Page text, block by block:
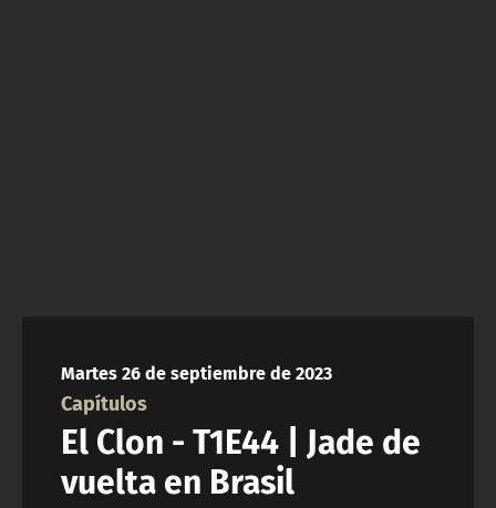
Martes 26 de septiembre de 2023
Capítulos
El Clon - T1E44 | Jade de
vuelta en Brasil